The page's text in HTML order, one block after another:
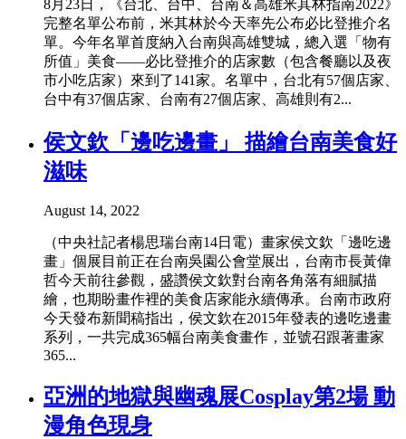
8月23日，《台北、台中、台南＆高雄米其林指南2022》
完整名單公布前，米其林於今天率先公布必比登推介名
單。今年名單首度納入台南與高雄雙城，總入選「物有
所值」美食——必比登推介的店家數（包含餐廳以及夜
市小吃店家）來到了141家。名單中，台北有57個店家、
台中有37個店家、台南有27個店家、高雄則有2...
侯文欽「邊吃邊畫」 描繪台南美食好
滋味
August 14, 2022
（中央社記者楊思瑞台南14日電）畫家侯文欽「邊吃邊
畫」個展目前正在台南吳園公會堂展出，台南市長黃偉
哲今天前往參觀，盛讚侯文欽對台南各角落有細膩描
繪，也期盼畫作裡的美食店家能永續傳承。台南市政府
今天發布新聞稿指出，侯文欽在2015年發表的邊吃邊畫
系列，一共完成365幅台南美食畫作，並號召跟著畫家
365...
亞洲的地獄與幽魂展Cosplay第2場 動
漫角色現身